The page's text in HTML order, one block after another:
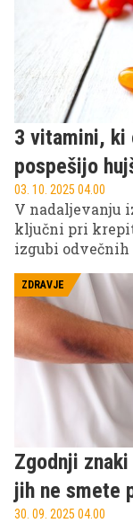
3 vitamini, ki
pospešijo
03. 10. 2025 04.00
V nadaljevanju
ključni pri
izgubi
ZDRAVJE
Zgodnji
jih ne smete
30. 09. 2025 04.00